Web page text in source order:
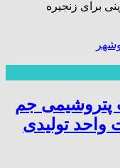
برای زنجیره
جم
تولیدی